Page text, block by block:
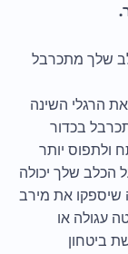
שלך מתכרבל
הרגלי השינה
בכדור
ולתפוס יותר
הכלב שלך יכולה
שיספקו את מירב
עגולה או
ביטחון